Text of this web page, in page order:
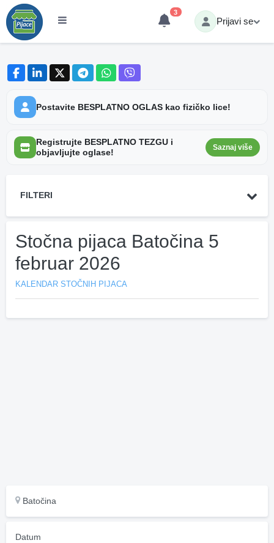
3
Prijavi se
Postavite BESPLATNO OGLAS kao fizičko lice!
Registrujte BESPLATNO TEZGU i
objavljujte oglase!
Saznaj više
FILTERI
Stočna pijaca Batočina 5
februar 2026
KALENDAR STOČNIH PIJACA
Batočina
Datum